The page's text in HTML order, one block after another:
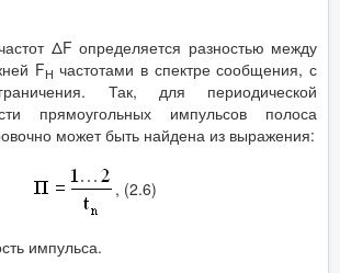
ΔF определяется разностью между
FН частотами в спектре сообщения, с
Так, для периодической
прямоугольных импульсов полоса
может быть найдена из выражения:
, (2.6)
импульса.